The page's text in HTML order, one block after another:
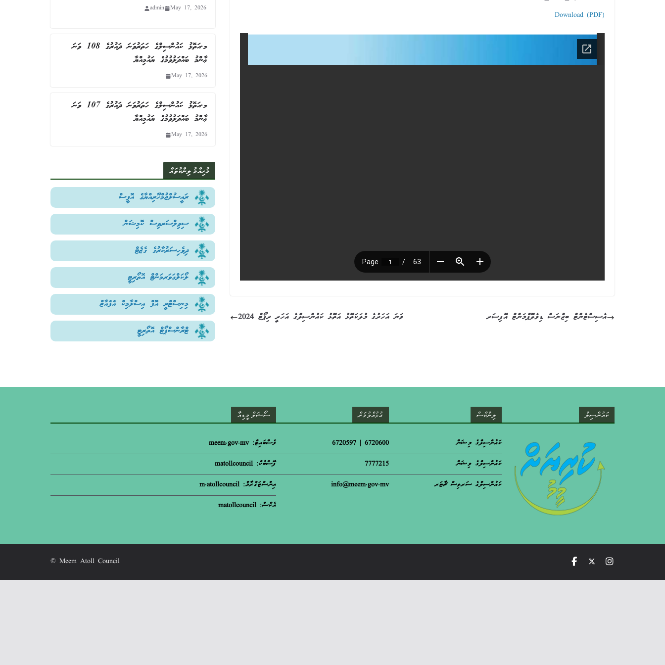
Download (PDF)
2024 ވަނަ އަހަރުގެ މުލަކަތޮޅު އަތޮޅު ކައުންސިލްގެ އަހަރީ ރިޕޯޓް އެސިސްޓެންޓް ބިޒްނަސް ޑިވެލޮޕްމަންޓް އޮފިސަރ
May 17, 2026
admin
މ.އަތޮޅު ކައުންސިލްގެ ހަތަރުވަނަ ދައުރުގެ 108 ވަނަ
ޢާންމު ބައްދަލުވުމުގެ ޔައުމިއްޔާ
May 17, 2026
މ.އަތޮޅު ކައުންސިލްގެ ހަތަރުވަނަ ދައުރުގެ 107 ވަނަ
ޢާންމު ބައްދަލުވުމުގެ ޔައުމިއްޔާ
May 17, 2026
މުހިއްމު ލިންކުތައް
ރައީސުލްޖުމްހޫރިއްޔާގެ އޮފީސް
ސިވިލްސަރވިސް ކޮމިޝަން
ދިވެހިސަރުކާރުގެ ގެޒެޓް
ލޯކަލްގަވަރމަންޓް އޮތޯރިޓީ
މިނިސްޓްރީ އޮފް އިސްލާމިކް އެފެއާޒް
ޓްރާންސްޕޯޓް އޮތޯރިޓީ
ސޯޝަލް މީޑިއާ
ވެސްބައިޓް: meem.gov.mv
ފޭސްބުކް: matollcouncil
އިންސްޓަގްރާމް: m.atollcouncil
އެކްސް: matollcouncil
ގުޅުއްވުމަށް
6720600 | 6720597
7777215
info@meem.gov.mv
ލިންކްސް
ކައުންސިލްގެ މިޝަން
ކައުންސިލްގެ ވިޝަން
ކައުންސިލްގެ ސަރވިސް ޗާޓަރ
ކައުންސިލް